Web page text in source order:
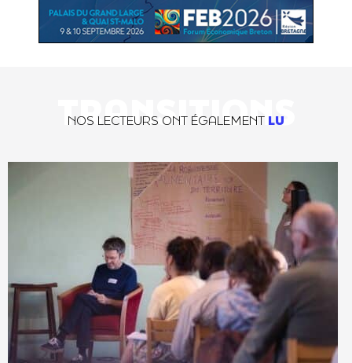
TRANSITIONS
NOS LECTEURS ONT ÉGALEMENT LU